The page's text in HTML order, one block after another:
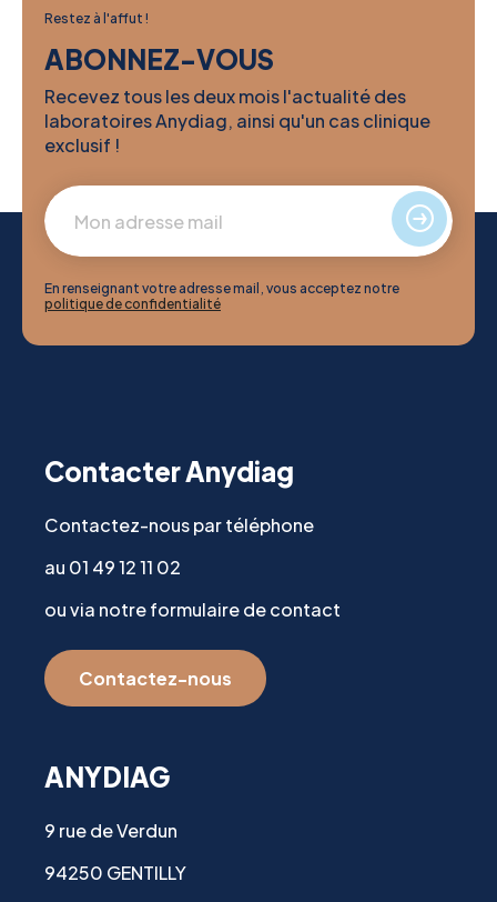
Restez à l'affut !
ABONNEZ-VOUS
Recevez tous les deux mois l'actualité des
laboratoires Anydiag, ainsi qu'un cas clinique
exclusif !
En renseignant votre adresse mail, vous acceptez notre
politique de confidentialité
Contacter Anydiag
Contactez-nous par téléphone
au 01 49 12 11 02
ou via notre formulaire de contact
Contactez-nous
ANYDIAG
9 rue de Verdun
94250 GENTILLY